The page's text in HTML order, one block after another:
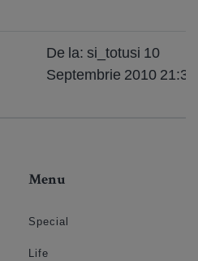
De la: si_totusi 10
Septembrie 2010 21:30
Menu
Special
Life